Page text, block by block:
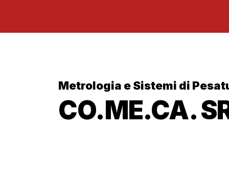
Metrologia e Sistemi di
CO.ME.CA.